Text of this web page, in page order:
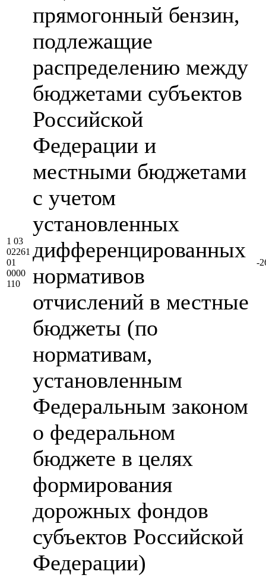
1 03
02261
01
0000
110
прямогонный бензин,
подлежащие
распределению между
бюджетами субъектов
Российской
Федерации и
местными бюджетами
с учетом
установленных
дифференцированных
нормативов
отчислений в местные
бюджеты (по
нормативам,
установленным
Федеральным законом
о федеральном
бюджете в целях
формирования
дорожных фондов
субъектов Российской
Федерации)
-